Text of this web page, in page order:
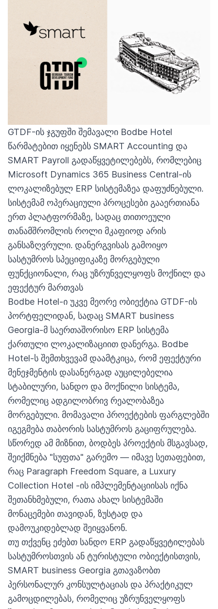
GTDF-ის ჯგუფში შემავალი Bodbe Hotel
წარმატებით იყენებს SMART Accounting და
SMART Payroll გადაწყვეტილებებს, რომლებიც
Microsoft Dynamics 365 Business Central-ის
ლოკალიზებულ ERP სისტემაზეა დაფუძნებული.
სისტემამ ოპერაციული პროცესები გააერთიანა
ერთ პლატფორმაზე, სადაც თითოეული
თანამშრომლის როლი მკაფიოდ არის
განსაზღვრული. დანერგვისას გამოიყო
სასტუმროს სპეციფიკაზე მორგებული
ფუნქციონალი, რაც უზრუნველყოფს მოქნილ და
ეფექტურ მართვას
Bodbe Hotel-ი უკვე მეორე ობიექტია GTDF-ის
პორტფელიდან, სადაც SMART business
Georgia-მ საერთაშორისო ERP სისტემა
ქართული ლოკალიზაციით დანერგა. Bodbe
Hotel-ს შემთხვევამ დაამტკიცა, რომ ეფექტური
მენეჯმენტის დასანერგად აუცილებელია
სტაბილური, სანდო და მოქნილი სისტემა,
რომელიც ადგილობრივ რეალობაზეა
მორგებული. მომავალი პროექტების ფარგლებში
იგეგმება თაბორის სასტუმროს გაციფრულება.
სწორედ ამ მიზნით, ბოდბეს პროექტის მსგავსად,
შეიქმნება "სუფთა" გარემო — იმავე სეთაფებით,
რაც Paragraph Freedom Square, a Luxury
Collection Hotel -ის იმპლემენტაციისას იქნა
შეთანხმებული, რათა ახალ სისტემაში
მონაცემები თავიდან, ზუსტად და
დამოუკიდებლად შეიყვანონ.
თუ თქვენც ეძებთ სანდო ERP გადაწყვეტილებას
სასტუმროსთვის ან ტურისტული ობიექტისთვის,
SMART business Georgia გთავაზობთ
პერსონალურ კონსულტაციას და პრაქტიკულ
გამოცდილებას, რომელიც უზრუნველყოფს